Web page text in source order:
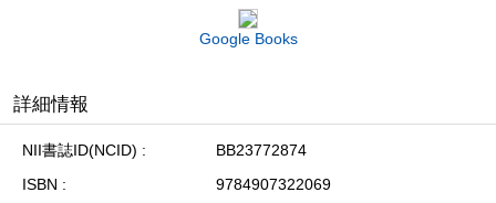
Google Books
詳細情報
NII書誌ID(NCID)
BB23772874
ISBN
9784907322069